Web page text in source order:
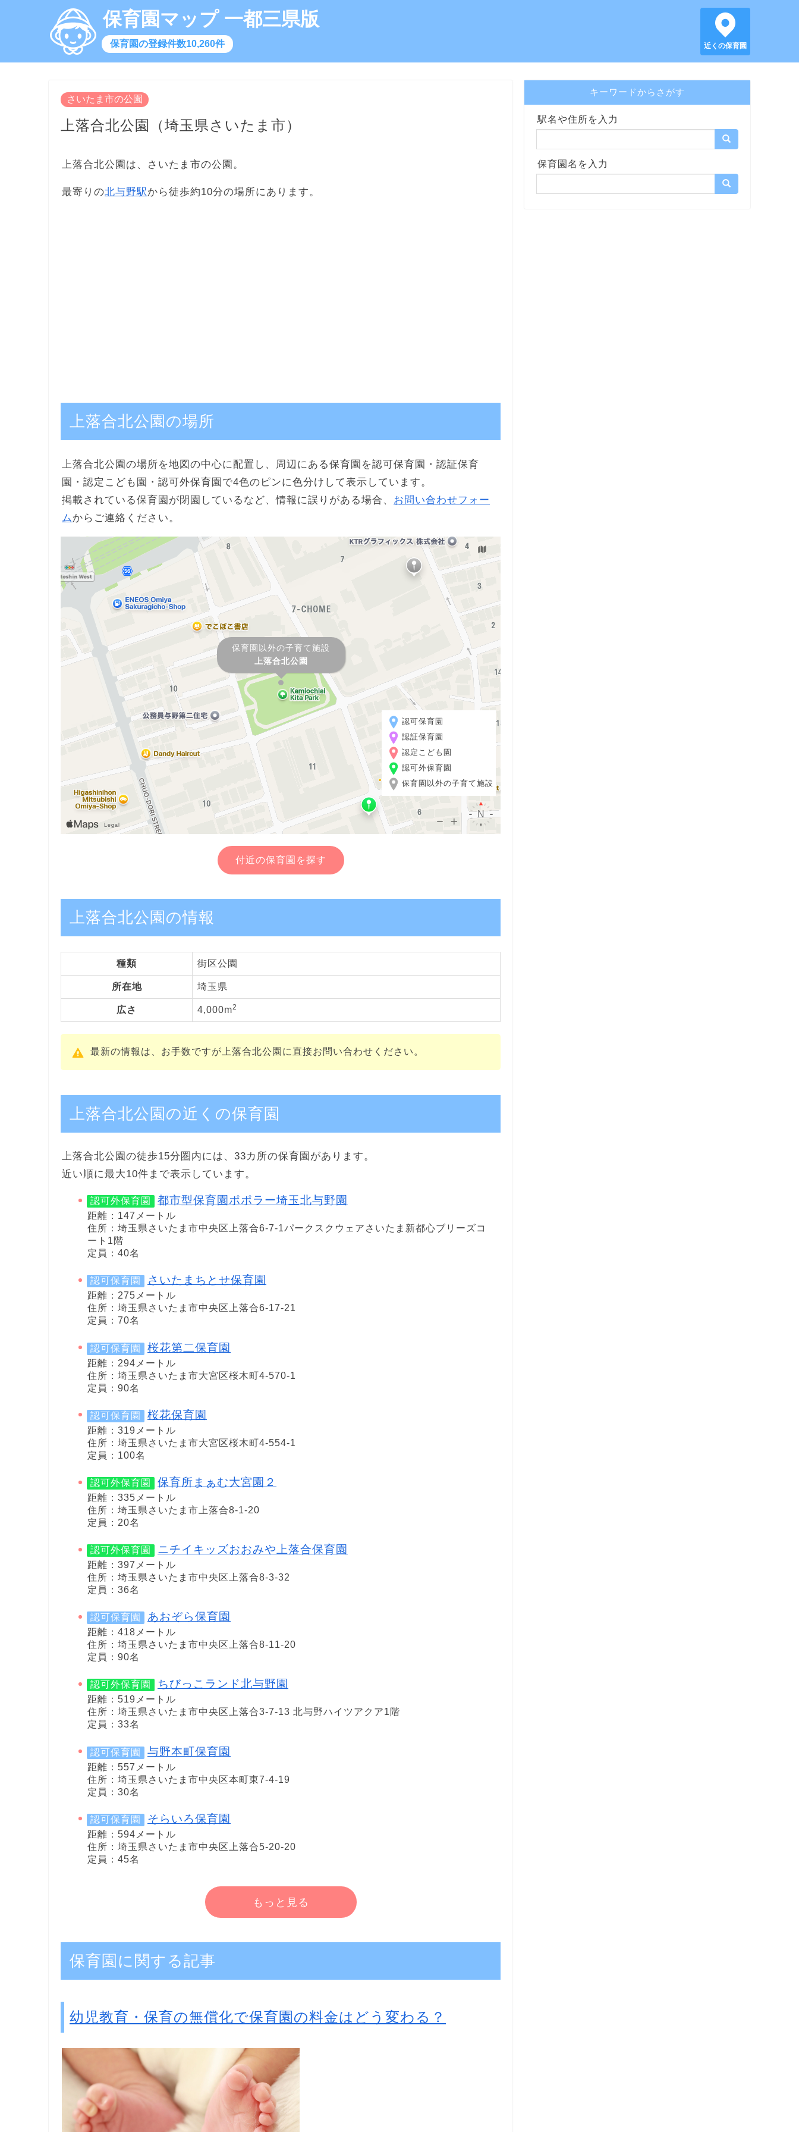
保育園マップ 一都三県版
保育園の登録件数10,260件 近くの保育園
さいたま市の公園
上落合北公園（埼玉県さいたま市）
上落合北公園は、さいたま市の公園。
最寄りの北与野駅から徒歩約10分の場所にあります。
上落合北公園の場所
上落合北公園の場所を地図の中心に配置し、周辺にある保育園を認可保育園・認証保育
園・認定こども園・認可外保育園で4色のピンに色分けして表示しています。
掲載されている保育園が閉園しているなど、情報に誤りがある場合、 お問い合わせフォー
ム からご連絡ください。
保育園以外の子育て施設
上落合北公園
認可保育園
認証保育園
認定こども園
認可外保育園
保育園以外の子育て施設
付近の保育園を探す
上落合北公園の情報
種類 街区公園
所在地 埼玉県
広さ 4,000m2
最新の情報は、お手数ですが上落合北公園に直接お問い合わせください。
上落合北公園の近くの保育園
上落合北公園の徒歩15分圏内には、33カ所の保育園があります。
近い順に最大10件まで表示しています。
認可外保育園 都市型保育園ポポラー埼玉北与野園
距離：147メートル
住所：埼玉県さいたま市中央区上落合6-7-1パークスクウェアさいたま新都心ブリーズコ
ート1階
定員：40名
認可保育園 さいたまちとせ保育園
距離：275メートル
住所：埼玉県さいたま市中央区上落合6-17-21
定員：70名
認可保育園 桜花第二保育園
距離：294メートル
住所：埼玉県さいたま市大宮区桜木町4-570-1
定員：90名
認可保育園 桜花保育園
距離：319メートル
住所：埼玉県さいたま市大宮区桜木町4-554-1
定員：100名
認可外保育園 保育所まぁむ大宮園２
距離：335メートル
住所：埼玉県さいたま市上落合8-1-20
定員：20名
認可外保育園 ニチイキッズおおみや上落合保育園
距離：397メートル
住所：埼玉県さいたま市中央区上落合8-3-32
定員：36名
認可保育園 あおぞら保育園
距離：418メートル
住所：埼玉県さいたま市中央区上落合8-11-20
定員：90名
認可外保育園 ちびっこランド北与野園
距離：519メートル
住所：埼玉県さいたま市中央区上落合3-7-13 北与野ハイツアクア1階
定員：33名
認可保育園 与野本町保育園
距離：557メートル
住所：埼玉県さいたま市中央区本町東7-4-19
定員：30名
認可保育園 そらいろ保育園
距離：594メートル
住所：埼玉県さいたま市中央区上落合5-20-20
定員：45名
もっと見る
保育園に関する記事
幼児教育・保育の無償化で保育園の料金はどう変わる？
キーワードからさがす
駅名や住所を入力
保育園名を入力